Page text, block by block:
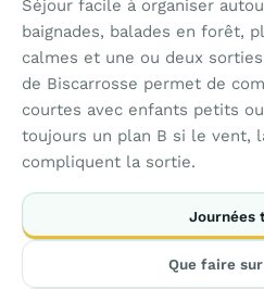
Séjour facile à organiser
baignades, balades en forêt,
calmes et une ou deux
de Biscarrosse permet de
courtes avec enfants petits
toujours un plan B si le vent,
compliquent la sortie.
Journées
Que faire